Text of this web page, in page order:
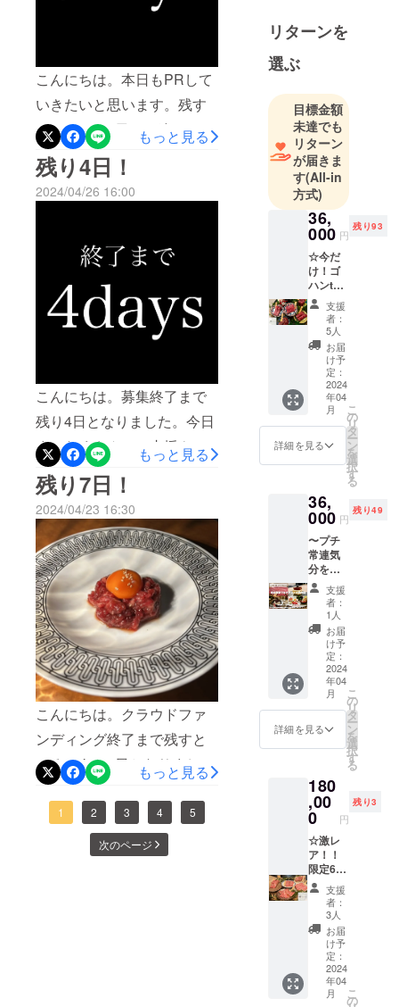
こんにちは。本日もPRして
いきたいと思います。残す
ところあと3日まで迫ったク
ラウドファンディン
グ・・・今日までたくさん
のご支援ありがとうござい
どたくさんのご声援も届い
ております。これを機に当
店を知っていただいた方や
ご来店いただいた方など本
います。スタッフ一同、深
く感謝申し上げます。残り
あと3日ございます。ぜひ皆
様の温かいご支援・ご声援
を最後の最後までよろしく
お願い致します。
もっと見る
残り4日！
2024/04/26 16:00
こんにちは。募集終了まで
残り4日となりました。今日
までたくさんのご支援やご
声援をいただきました。ま
だ残り4日ございます。ぜひ
最後まで皆様の温かいご支
援をよろしくお願い致しま
す。スタッフ一同、お客様
皆様がご満足いただけるリ
ターンをさせていただきま
す。よろしくお願い致しま
す。
もっと見る
残り7日！
2024/04/23 16:30
こんにちは。クラウドファ
ンディング終了まで残すと
ころ、あと7日となりまし
た。3月にスタートしたこの
クラウドファンディン
グ・・・あっという間に1ヶ
もっと見る
1 2 3 4 5
次のページ
リターンを
選ぶ
目標金額
未達でも
リターン
が届きま
す(All-in
方式)
36,
000 円
残り93
☆今だ
け！ゴ
ハンto
ニク
VIP会員
98名募
集☆ し
も井離
ゴハン
toニ
ク VIP
会員
月々
3000
円 年
会費計
円 ︎☆リ
ターン
☆
「15.00
0円コー
ス(税
別)」
（2h フ
リード
リンク
付き）
離コー
ス 通
「15,00
0円コー
ス(税
２名様
分 提
供
〝コー
ス内
容〟 ・
スター
トドリ
ンク・
ゼンサ
イ・
チーズ
toフ
ルー
ツ・
ロー
支援
者：
5人
お届
け予
定：
2024
年04
月
詳細を見る
こ
の
リ
タ
ー
ン
を
選
択
す
る
36,
000 円
残り49
〜プチ
常連気
分を味
わえる
限定50
様！〜
月々
3,000
円！年
会費計
36,000
円 離
「15,00
0円コー
ス」
リード
リンク
付き）
離コー
ス 通
常
「15,00
0円コー
ス(税
別)」が
・お食
事2回
２名様
分 提
〝コー
支援
者：
1人
お届
け予
定：
2024
年04
月
詳細を見る
こ
の
リ
タ
ー
ン
を
選
択
す
る
180
,00
0 円
残り3
☆激レ
ア！！
限定6名
様VVIP
会員募
集☆
VVIP会
員権も6
名様限
定募集
致しま
す！
支援
者：
3人
お届
け予
定：
2024
年04
月
こ
の